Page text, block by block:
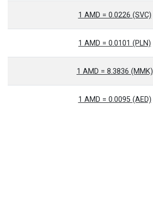
1 AMD = 0.0226 (SVC)
1 AMD = 0.0101 (PLN)
1 AMD = 8.3836 (MMK)
1 AMD = 0.0095 (AED)